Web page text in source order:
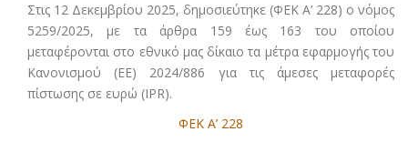
Στις 12 Δεκεμβρίου 2025, δημοσιεύτηκε (ΦΕΚ Α’ 228) ο νόμος
5259/2025, με τα άρθρα 159 έως 163 του οποίου
μεταφέρονται στο εθνικό μας δίκαιο τα μέτρα εφαρμογής του
Κανονισμού (ΕΕ) 2024/886 για τις άμεσες μεταφορές
πίστωσης σε ευρώ (IPR).
ΦΕΚ Α’ 228